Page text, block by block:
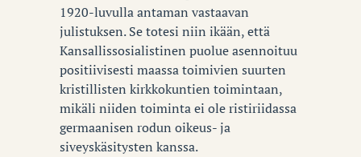
1920-luvulla antaman vastaavan
julistuksen. Se totesi niin ikään, että
Kansallissosialistinen puolue asennoituu
positiivisesti maassa toimivien suurten
kristillisten kirkkokuntien toimintaan,
mikäli niiden toiminta ei ole ristiriidassa
germaanisen rodun oikeus- ja
siveyskäsitysten kanssa.